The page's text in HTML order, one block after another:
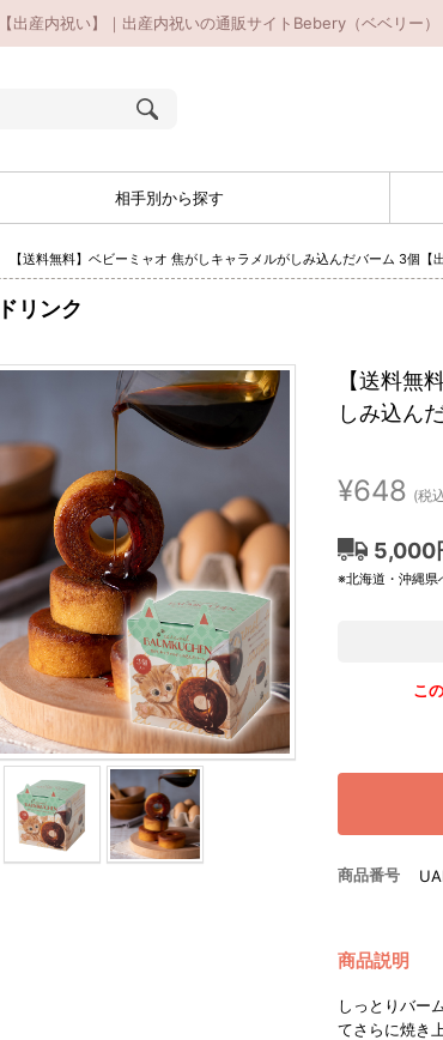
出産内祝い】｜出産内祝いの通販サイトBebery（ベベリー）
相手別から探す
【送料無料】ベビーミャオ 焦がしキャラメルがしみ込んだバーム 3個【
リンク
【送料無
しみ込ん
¥648 (税
5,000
※北海道・沖縄県
こ
商品番号
商品説明
しっとりバー
てさらに焼き